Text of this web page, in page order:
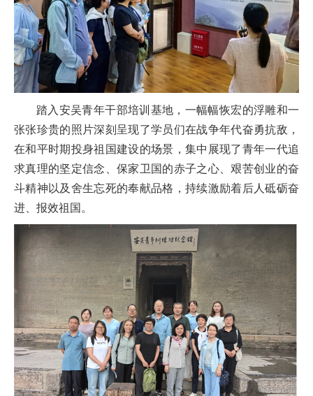
踏入安吴青年干部培训基地，一幅幅恢宏的浮雕和一
张张珍贵的照片深刻呈现了学员们在战争年代奋勇抗敌，
在和平时期投身祖国建设的场景，集中展现了青年一代追
求真理的坚定信念、保家卫国的赤子之心、艰苦创业的奋
斗精神以及舍生忘死的奉献品格，持续激励着后人砥砺奋
进、报效祖国。